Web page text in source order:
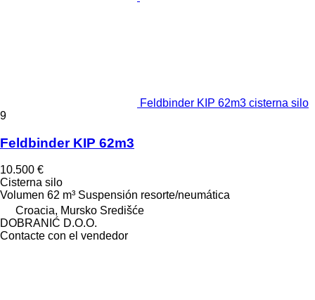
Feldbinder KIP 62m3 cisterna silo
9
Feldbinder KIP 62m3
10.500 €
Cisterna silo
Volumen 62 m³ Suspensión resorte/neumática
Croacia, Mursko Središće
DOBRANIĆ D.O.O.
Contacte con el vendedor